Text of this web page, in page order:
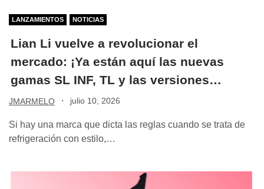
LANZAMIENTOS NOTICIAS
Lian Li vuelve a revolucionar el
mercado: ¡Ya están aquí las nuevas
gamas SL INF, TL y las versiones
LCD!
JMARMELO · julio 10, 2026
Si hay una marca que dicta las reglas cuando se trata de
refrigeración con estilo,…